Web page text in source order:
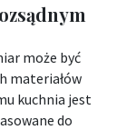
może być
materiałów
kuchnia jest
do